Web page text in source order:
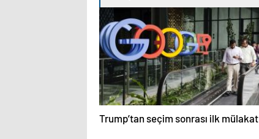
Trump’tan seçim sonrası ilk mülakat